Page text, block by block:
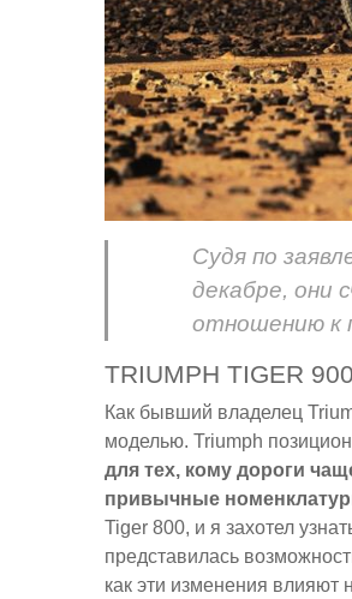
Судя по
декабре, они
отношению к
TRIUMPH TIGER
Как бывший владелец
моделью. Triumph
для тех, кому дороги
привычные
Tiger 800, и я захотел
представилась
как эти изменения влияют